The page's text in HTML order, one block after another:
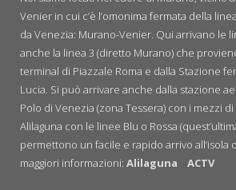
Venier in cui c’è l’omonima fermata della
da Venezia: Murano-Venier. Qui arrivano le
anche la linea 3 (diretto Murano) che
terminal di Piazzale Roma e dalla Stazione
Lucia. Si può arrivare anche dalla stazione
Polo di Venezia (zona Tessera) con i mezzi
Alilaguna con le linee Blu o Rossa
permettono un facile e rapido arrivo all’isola
maggiori informazioni: Alilaguna ACTV